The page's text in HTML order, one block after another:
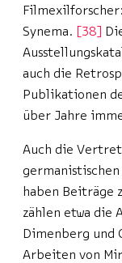
Synema.
38
auch die
Publikationen
über Jahre
Auch die
haben Beiträge
zählen etwa die
Dimenberg und
Arbeiten von